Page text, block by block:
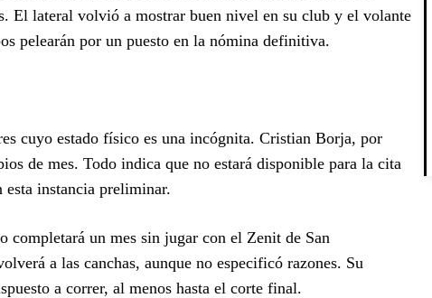
El lateral volvió a mostrar buen nivel en su club y el volante
pelearán por un puesto en la nómina definitiva.
cuyo estado físico es una incógnita. Cristian Borja, por
de mes. Todo indica que no estará disponible para la cita
instancia preliminar.
completará un mes sin jugar con el Zenit de San
a las canchas, aunque no especificó razones. Su
a correr, al menos hasta el corte final.